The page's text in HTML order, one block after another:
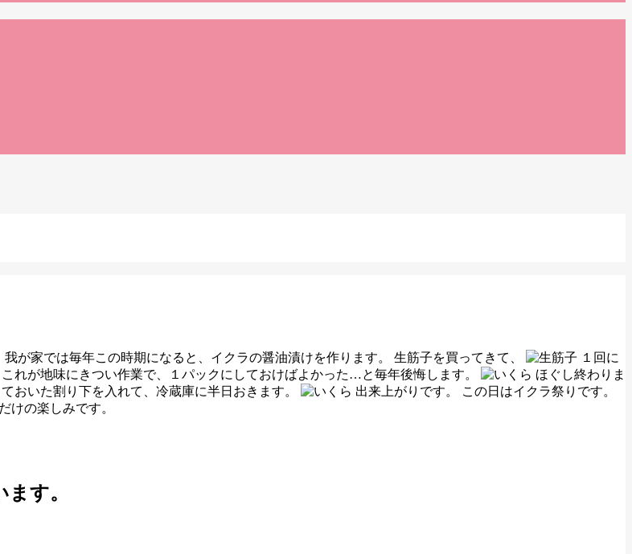
が家では毎年この時期になると、イクラの醤油漬けを作ります。 生筋子を買ってきて、
１回に
れが地味にきつい作業で、１パックにしておけばよかった…と毎年後悔します。
ほぐし終わりま
おいた割り下を入れて、冷蔵庫に半日おきます。
出来上がりです。 この日はイクラ祭りです。
けの楽しみです。
す。